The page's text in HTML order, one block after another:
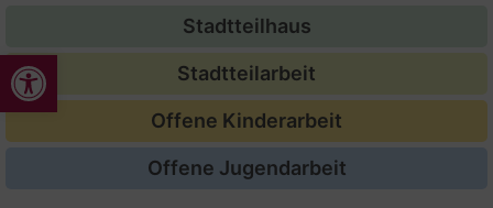
Werkzeugleiste öffnen
Stadtteilhaus
Stadtteilarbeit
Offene Kinderarbeit
Offene Jugendarbeit